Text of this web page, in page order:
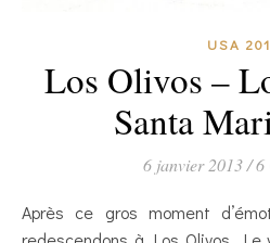
USA
Los Olivos –
Santa
6 janvier 2013/6
Après ce gros moment d’émotions à Neverland, nous